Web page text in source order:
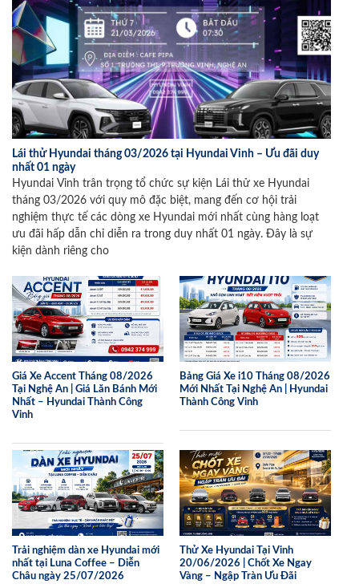
Lái thử Hyundai tháng 03/2026 tại Hyundai Vinh – Ưu đãi duy
nhất 01 ngày
Hyundai Vinh trân trọng tổ chức sự kiện Lái thử xe Hyundai
tháng 03/2026 với quy mô đặc biệt, mang đến cơ hội trải
nghiệm thực tế các dòng xe Hyundai mới nhất cùng hàng loạt
ưu đãi hấp dẫn chỉ diễn ra trong duy nhất 01 ngày. Đây là sự
kiện dành riêng cho
Giá Xe Accent Tháng 08/2026
Tại Nghệ An | Giá Lăn Bánh Mới
Nhất – Hyundai Thành Công
Vinh
Bảng Giá Xe i10 Tháng 08/2026
Mới Nhất Tại Nghệ An | Hyundai
Thành Công Vinh
Trải nghiệm dàn xe Hyundai mới
nhất tại Luna Coffee – Diễn
Châu ngày 25/07/2026
Thử Xe Hyundai Tại Vinh
20/06/2026 | Chốt Xe Ngay
Vàng – Ngập Tràn Ưu Đãi